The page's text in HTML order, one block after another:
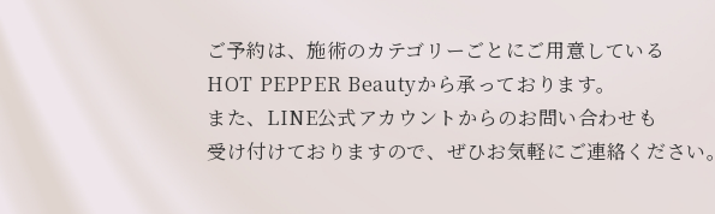
ご予約は、施術のカテゴリーごとにご用意している
HOT PEPPER Beautyから承っております。
また、LINE公式アカウントからのお問い合わせも
受け付けておりますので、ぜひお気軽にご連絡ください。